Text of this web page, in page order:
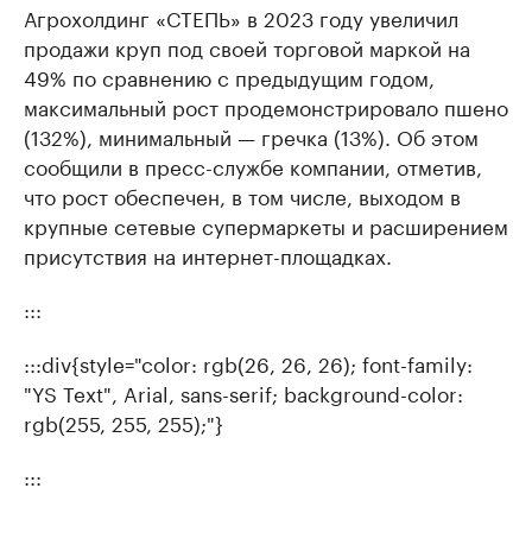
Агрохолдинг «СТЕПЬ» в 2023 году увеличил
продажи круп под своей торговой маркой на
49% по сравнению с предыдущим годом,
максимальный рост продемонстрировало пшено
(132%), минимальный — гречка (13%). Об этом
сообщили в пресс-службе компании, отметив,
что рост обеспечен, в том числе, выходом в
крупные сетевые супермаркеты и расширением
присутствия на интернет-площадках.
:::
:::div{style="color: rgb(26, 26, 26); font-family:
"YS Text", Arial, sans-serif; background-color:
rgb(255, 255, 255);"}
:::